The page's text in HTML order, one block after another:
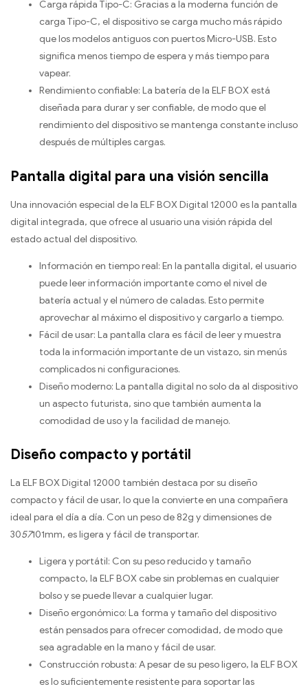
Carga rápida Tipo-C: Gracias a la moderna función de
carga Tipo-C, el dispositivo se carga mucho más rápido
que los modelos antiguos con puertos Micro-USB. Esto
significa menos tiempo de espera y más tiempo para
vapear.
Rendimiento confiable: La batería de la ELF BOX está
diseñada para durar y ser confiable, de modo que el
rendimiento del dispositivo se mantenga constante incluso
después de múltiples cargas.
Pantalla digital para una visión sencilla
Una innovación especial de la ELF BOX Digital 12000 es la pantalla
digital integrada, que ofrece al usuario una visión rápida del
estado actual del dispositivo.
Información en tiempo real: En la pantalla digital, el usuario
puede leer información importante como el nivel de
batería actual y el número de caladas. Esto permite
aprovechar al máximo el dispositivo y cargarlo a tiempo.
Fácil de usar: La pantalla clara es fácil de leer y muestra
toda la información importante de un vistazo, sin menús
complicados ni configuraciones.
Diseño moderno: La pantalla digital no solo da al dispositivo
un aspecto futurista, sino que también aumenta la
comodidad de uso y la facilidad de manejo.
Diseño compacto y portátil
La ELF BOX Digital 12000 también destaca por su diseño
compacto y fácil de usar, lo que la convierte en una compañera
ideal para el día a día. Con un peso de 82g y dimensiones de
3057101mm, es ligera y fácil de transportar.
Ligera y portátil: Con su peso reducido y tamaño
compacto, la ELF BOX cabe sin problemas en cualquier
bolso y se puede llevar a cualquier lugar.
Diseño ergonómico: La forma y tamaño del dispositivo
están pensados para ofrecer comodidad, de modo que
sea agradable en la mano y fácil de usar.
Construcción robusta: A pesar de su peso ligero, la ELF BOX
es lo suficientemente resistente para soportar las